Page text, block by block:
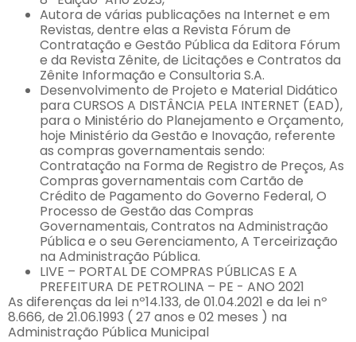
Autora de várias publicações na Internet e em
Revistas, dentre elas a Revista Fórum de
Contratação e Gestão Pública da Editora Fórum
e da Revista Zênite, de Licitações e Contratos da
Zênite Informação e Consultoria S.A.
Desenvolvimento de Projeto e Material Didático
para CURSOS A DISTÂNCIA PELA INTERNET (EAD),
para o Ministério do Planejamento e Orçamento,
hoje Ministério da Gestão e Inovação, referente
as compras governamentais sendo:
Contratação na Forma de Registro de Preços, As
Compras governamentais com Cartão de
Crédito de Pagamento do Governo Federal, O
Processo de Gestão das Compras
Governamentais, Contratos na Administração
Pública e o seu Gerenciamento, A Terceirização
na Administração Pública.
LIVE – PORTAL DE COMPRAS PÚBLICAS E A
PREFEITURA DE PETROLINA – PE - ANO 2021
As diferenças da lei nº14.133, de 01.04.2021 e da lei nº
8.666, de 21.06.1993 ( 27 anos e 02 meses ) na
Administração Pública Municipal